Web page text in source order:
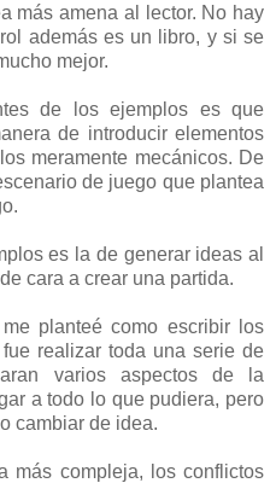
más amena al lector. No hay
además es un libro, y si se
mejor.
de los ejemplos es que
de introducir elementos
meramente mecánicos. De
de juego que plantea
es la de generar ideas al
cara a crear una partida.
planteé como escribir los
realizar toda una serie de
varios aspectos de la
a todo lo que pudiera, pero
cambiar de idea.
más compleja, los conflictos